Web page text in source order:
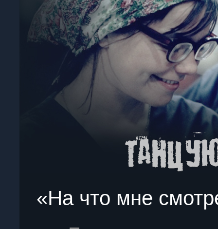
«На что мне